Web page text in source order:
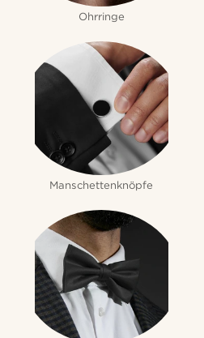
Ohrringe
Manschettenknöpfe